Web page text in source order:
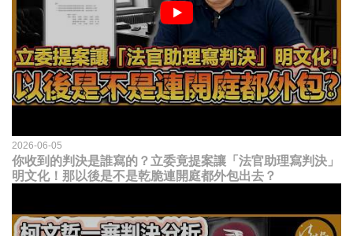
2026-06-05
你收到的判決是誰寫的？立委竟提案讓「法官助理寫判決」
明文化！那以後是不是乾脆連開庭都外包出去？